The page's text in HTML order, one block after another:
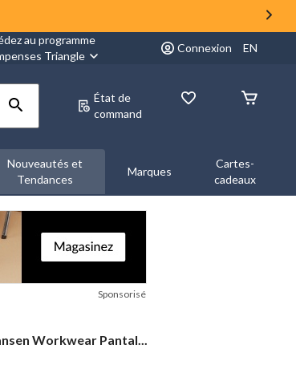
au programme
Triangle
Connexion EN
État de
command
Nouveautés et
Tendances
Marques
Cartes-
cadeaux
Sponsorisé
Workwear Pantal...